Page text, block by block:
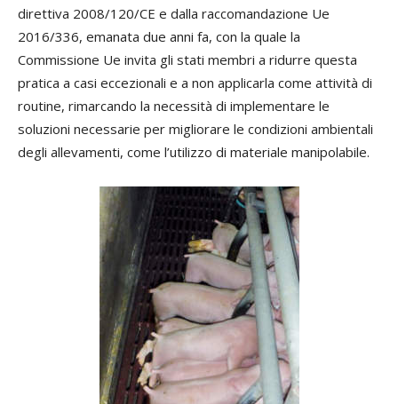
direttiva 2008/120/CE e dalla raccomandazione Ue
2016/336, emanata due anni fa, con la quale la
Commissione Ue invita gli stati membri a ridurre questa
pratica a casi eccezionali e a non applicarla come attività di
routine, rimarcando la necessità di implementare le
soluzioni necessarie per migliorare le condizioni ambientali
degli allevamenti, come l’utilizzo di materiale manipolabile.